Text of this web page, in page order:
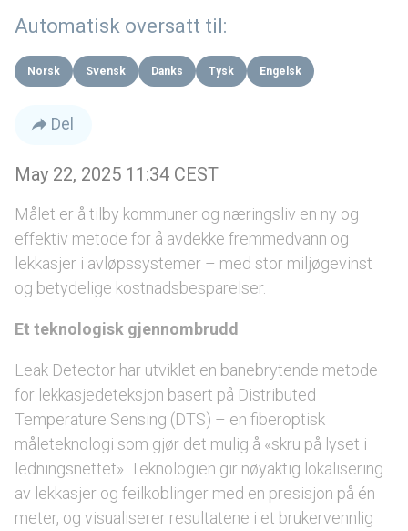
Automatisk oversatt til:
Norsk Svensk Danks Tysk Engelsk
Del
May 22, 2025 11:34 CEST
Målet er å tilby kommuner og næringsliv en ny og
effektiv metode for å avdekke fremmedvann og
lekkasjer i avløpssystemer – med stor miljøgevinst
og betydelige kostnadsbesparelser.
Et teknologisk gjennombrudd
Leak Detector har utviklet en banebrytende metode
for lekkasjedeteksjon basert på Distributed
Temperature Sensing (DTS) – en fiberoptisk
måleteknologi som gjør det mulig å «skru på lyset i
ledningsnettet». Teknologien gir nøyaktig lokalisering
av lekkasjer og feilkoblinger med en presisjon på én
meter, og visualiserer resultatene i et brukervennlig